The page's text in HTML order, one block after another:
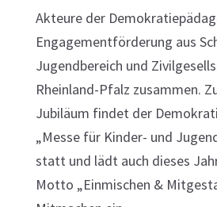
Akteure der
Engagementförderung aus
Jugendbereich und
Rheinland-Pfalz zusammen.
Jubiläum findet der
„Messe für Kinder- und
statt und lädt auch dieses
Motto „Einmischen &